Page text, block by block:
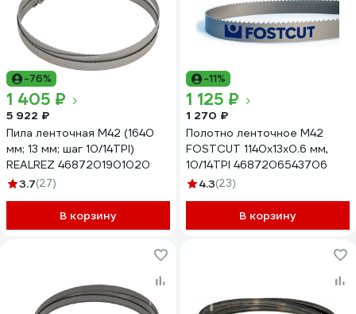
-76%
1 405 ₽
5 922 ₽
Пила ленточная M42 (1640
мм; 13 мм; шаг 10/14TPI)
REALREZ 4687201901020
3.7(27)
В корзину
-11%
1 125 ₽
1 270 ₽
Полотно ленточное M42
FOSTCUT 1140х13х0.6 мм,
10/14TPI 4687206543706
4.3(23)
В корзину